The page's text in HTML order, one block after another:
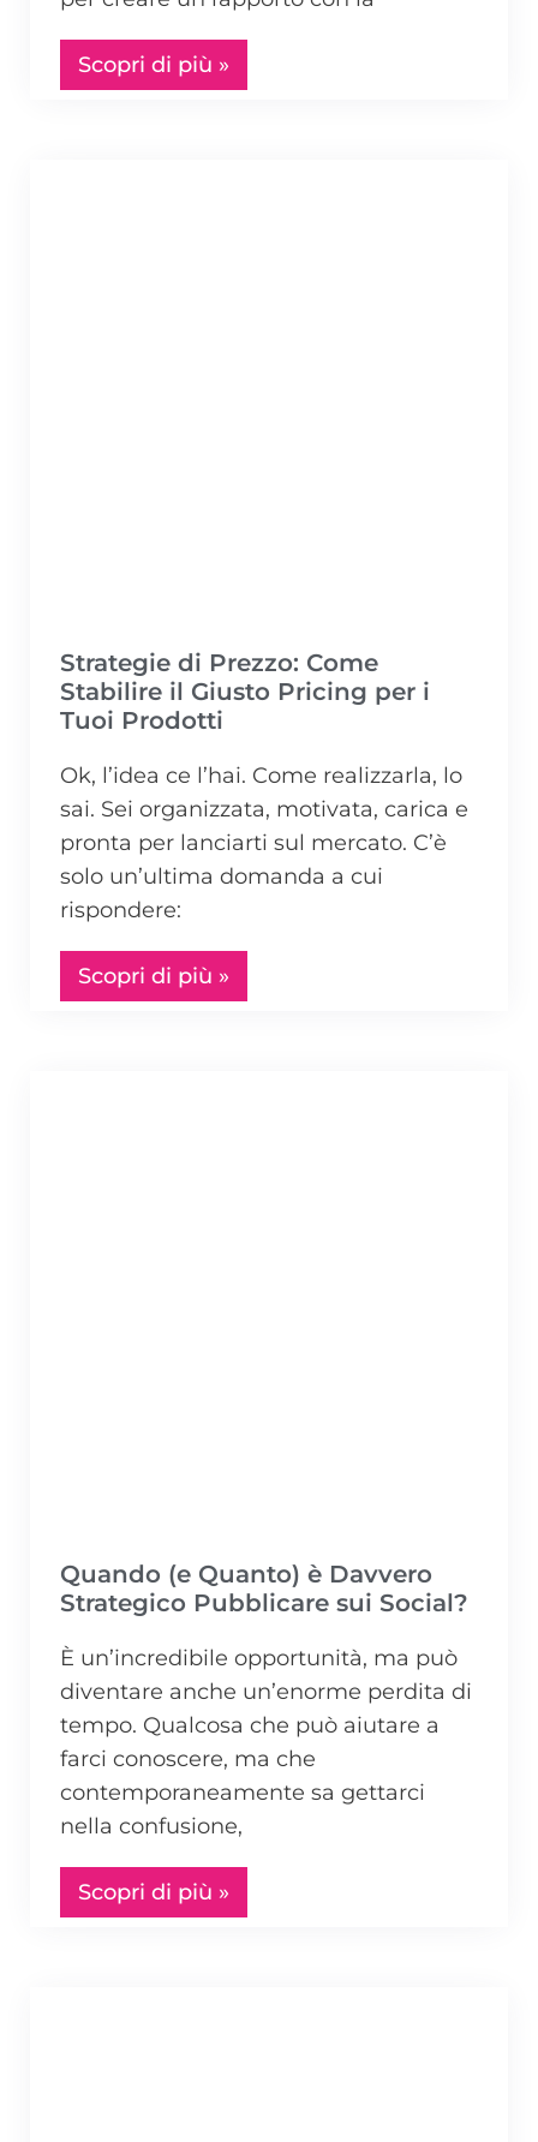
Scopri di più »
Strategie di Prezzo: Come
Stabilire il Giusto Pricing per i
Tuoi Prodotti
Ok, l’idea ce l’hai. Come realizzarla, lo
sai. Sei organizzata, motivata, carica e
pronta per lanciarti sul mercato. C’è
solo un’ultima domanda a cui
rispondere:
Scopri di più »
Quando (e Quanto) è Davvero
Strategico Pubblicare sui Social?
È un’incredibile opportunità, ma può
diventare anche un’enorme perdita di
tempo. Qualcosa che può aiutare a
farci conoscere, ma che
contemporaneamente sa gettarci
nella confusione,
Scopri di più »